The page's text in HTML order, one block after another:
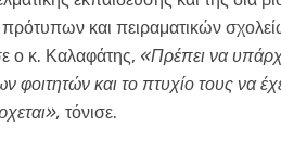
και πειραματικών
ο κ. Καλαφάτης, «Πρέπει να
φοιτητών και το πτυχίο τους να
τόνισε.